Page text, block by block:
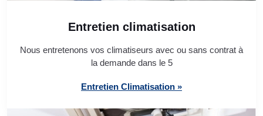
Entretien climatisation
Nous entretenons vos climatiseurs avec ou sans contrat à
la demande dans le 5
Entretien Climatisation »